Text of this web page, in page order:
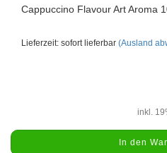
Cappuccino Flavour Art Aroma
Lieferzeit: sofort lieferbar (Ausland
inkl.
In den